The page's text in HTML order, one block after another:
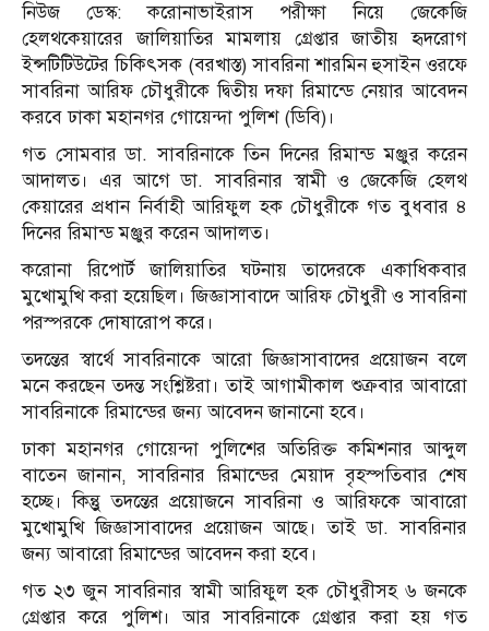
নিউজ ডেস্ক: করোনাভাইরাস পরীক্ষা নিয়ে জেকেজি
হেলথকেয়ারের জালিয়াতির মামলায় গ্রেপ্তার জাতীয় হৃদরোগ
ইন্সটিটিউটের চিকিৎসক (বরখাস্ত) সাবরিনা শারমিন হুসাইন ওরফে
সাবরিনা আরিফ চৌধুরীকে দ্বিতীয় দফা রিমান্ডে নেয়ার আবেদন
করবে ঢাকা মহানগর গোয়েন্দা পুলিশ (ডিবি)।
গত সোমবার ডা. সাবরিনাকে তিন দিনের রিমান্ড মঞ্জুর করেন
আদালত। এর আগে ডা. সাবরিনার স্বামী ও জেকেজি হেলথ
কেয়ারের প্রধান নির্বাহী আরিফুল হক চৌধুরীকে গত বুধবার ৪
দিনের রিমান্ড মঞ্জুর করেন আদালত।
করোনা রিপোর্ট জালিয়াতির ঘটনায় তাদেরকে একাধিকবার
মুখোমুখি করা হয়েছিল। জিজ্ঞাসাবাদে আরিফ চৌধুরী ও সাবরিনা
পরস্পরকে দোষারোপ করে।
তদন্তের স্বার্থে সাবরিনাকে আরো জিজ্ঞাসাবাদের প্রয়োজন বলে
মনে করছেন তদন্ত সংশ্লিষ্টরা। তাই আগামীকাল শুক্রবার আবারো
সাবরিনাকে রিমান্ডের জন্য আবেদন জানানো হবে।
ঢাকা মহানগর গোয়েন্দা পুলিশের অতিরিক্ত কমিশনার আব্দুল
বাতেন জানান, সাবরিনার রিমান্ডের মেয়াদ বৃহস্পতিবার শেষ
হচ্ছে। কিন্তুু তদন্তের প্রয়োজনে সাবরিনা ও আরিফকে আবারো
মুখোমুখি জিজ্ঞাসাবাদের প্রয়োজন আছে। তাই ডা. সাবরিনার
জন্য আবারো রিমান্ডের আবেদন করা হবে।
গত ২৩ জুন সাবরিনার স্বামী আরিফুল হক চৌধুরীসহ ৬ জনকে
গ্রেপ্তার করে পুলিশ। আর সাবরিনাকে গ্রেপ্তার করা হয় গত